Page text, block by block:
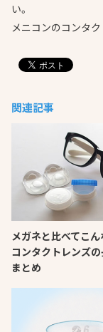
い。
メニコンのコンタ
関連記事
メガネと比べてこん
コンタクトレンズの
まとめ